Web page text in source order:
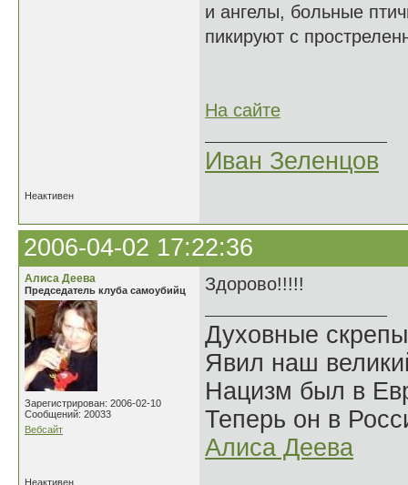
и ангелы, больные
пикируют с
На сайте
Иван Зеленцов
Неактивен
2006-04-02 17:22:36
Алиса Деева
Председатель клуба самоубийц
Зарегистрирован: 2006-02-10
Сообщений: 20033
Вебсайт
Здорово!!!!!
Духовные
Явил наш
Нацизм был в
Теперь он в
Алиса Деева
Неактивен